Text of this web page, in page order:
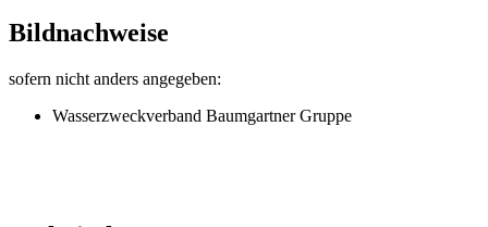
Bildnachweise
sofern nicht anders angegeben:
Wasserzweckverband Baumgartner Gruppe